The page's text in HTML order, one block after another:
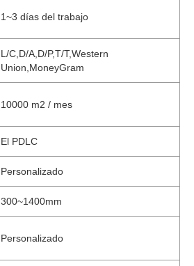
1~3 días del trabajo
L/C,D/A,D/P,T/T,Western
Union,MoneyGram
10000 m2 / mes
El PDLC
Personalizado
300~1400mm
Personalizado